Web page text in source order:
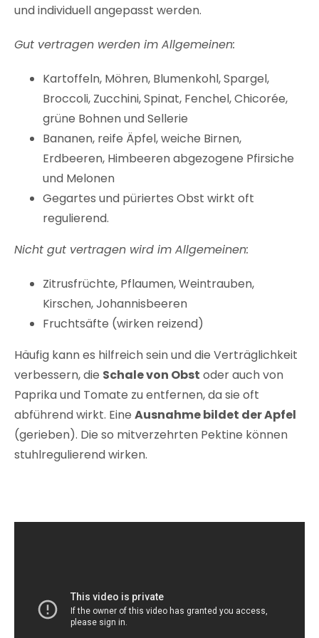
und individuell angepasst werden.
Gut vertragen werden im Allgemeinen:
Kartoffeln, Möhren, Blumenkohl, Spargel,
Broccoli, Zucchini, Spinat, Fenchel, Chicorée,
grüne Bohnen und Sellerie
Bananen, reife Äpfel, weiche Birnen,
Erdbeeren, Himbeeren abgezogene Pfirsiche
und Melonen
Gegartes und püriertes Obst wirkt oft
regulierend.
Nicht gut vertragen wird im Allgemeinen:
Zitrusfrüchte, Pflaumen, Weintrauben,
Kirschen, Johannisbeeren
Fruchtsäfte (wirken reizend)
Häufig kann es hilfreich sein und die Verträglichkeit
verbessern, die Schale von Obst oder auch von
Paprika und Tomate zu entfernen, da sie oft
abführend wirkt. Eine Ausnahme bildet der Apfel
(gerieben). Die so mitverzehrten Pektine können
stuhlregulierend wirken.